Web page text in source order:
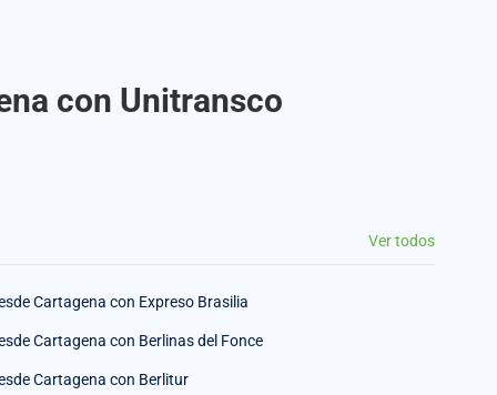
con Unitransco
Ver todos
Cartagena con Expreso Brasilia
Cartagena con Berlinas del Fonce
Cartagena con Berlitur